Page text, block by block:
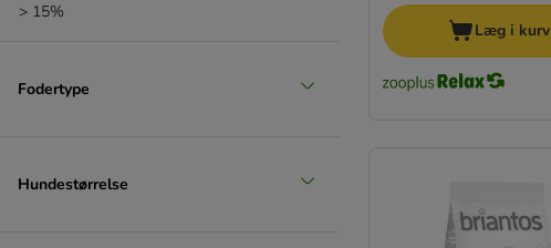
> 15%
Fodertype
Hundestørrelse
Læg i kurv